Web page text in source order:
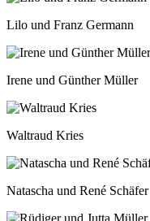
Lilo und Franz Germann
Irene und Günther Müller
Waltraud Kries
Natascha und René Schäfer